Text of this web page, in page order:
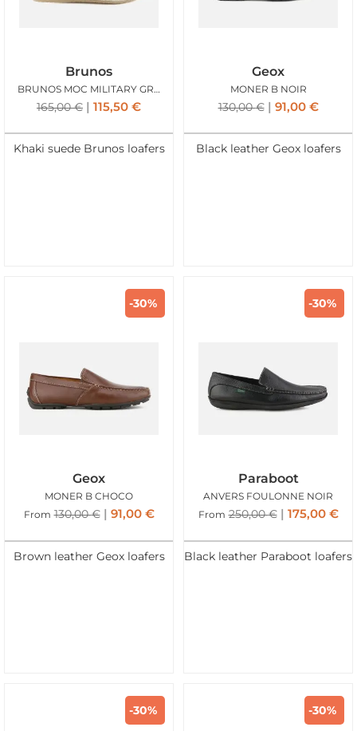
Brunos
BRUNOS MOC MILITARY GREEN
165,00€ 115,50 €
Khaki suede Brunos loafers
Geox
MONER B NOIR
130,00€ 91,00 €
Black leather Geox loafers
-30%
Geox
MONER B CHOCO
From 130,00€ 91,00 €
Brown leather Geox loafers
-30%
Paraboot
ANVERS FOULONNE NOIR
From 250,00€ 175,00 €
Black leather Paraboot loafers
-30% -30%